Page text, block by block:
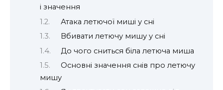
і значення
Атака летючої миші у сні
Вбивати летючу мишу у сні
До чого сниться біла летюча миша
Основні значення снів про летючу
мишу